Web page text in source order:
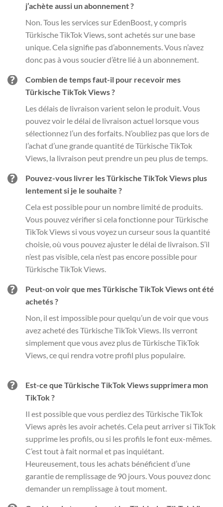
j’achète aussi un abonnement ?
Non. Tous les services sur EdenBoost, y compris
Türkische TikTok Views, sont achetés sur une base
unique. Cela signifie pas d’abonnements. Vous n’avez
donc pas à vous soucier d’être lié à un abonnement.
Combien de temps faut-il pour recevoir mes
Türkische TikTok Views ?
Les délais de livraison varient selon le produit. Vous
pouvez voir le délai de livraison actuel lorsque vous
sélectionnez l’un des forfaits. N’oubliez pas que lors de
l’achat d’une grande quantité de Türkische TikTok
Views, la livraison peut prendre un peu plus de temps.
Pouvez-vous livrer les Türkische TikTok Views plus
lentement si je le souhaite ?
Cela est possible pour un nombre limité de produits.
Vous pouvez vérifier si cela fonctionne pour Türkische
TikTok Views si vous voyez un curseur sous la quantité
choisie, où vous pouvez ajuster le délai de livraison. S’il
n’est pas visible, cela n’est pas encore possible pour
Türkische TikTok Views.
Peut-on voir que mes Türkische TikTok Views ont été
achetés ?
Non, il est impossible pour quelqu’un de voir que vous
avez acheté des Türkische TikTok Views. Ils verront
simplement que vous avez plus de Türkische TikTok
Views, ce qui rendra votre profil plus populaire.
Est-ce que Türkische TikTok Views supprimera mon
TikTok ?
Il est possible que vous perdiez des Türkische TikTok
Views après les avoir achetés. Cela peut arriver si TikTok
supprime les profils, ou si les profils le font eux-mêmes.
C’est tout à fait normal et pas inquiétant.
Heureusement, tous les achats bénéficient d’une
garantie de remplissage de 90 jours. Vous pouvez donc
demander un remplissage à tout moment.